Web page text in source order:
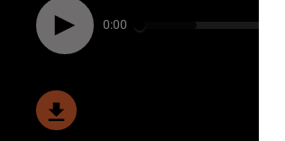
0:00